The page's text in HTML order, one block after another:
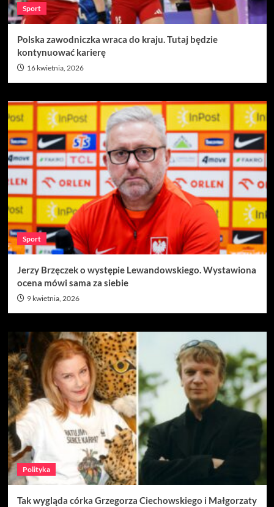
Sport
Polska zawodniczka wraca do kraju. Tutaj będzie
kontynuować karierę
16 kwietnia, 2026
Sport
Jerzy Brzęczek o występie Lewandowskiego. Wystawiona
ocena mówi sama za siebie
9 kwietnia, 2026
Polityka
Tak wygląda córka Grzegorza Ciechowskiego i Małgorzaty